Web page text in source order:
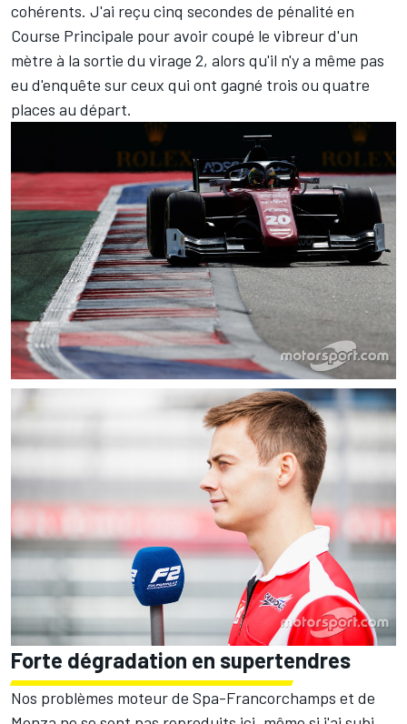
cohérents. J'ai reçu cinq secondes de pénalité en
Course Principale pour avoir coupé le vibreur d'un
mètre à la sortie du virage 2, alors qu'il n'y a même pas
eu d'enquête sur ceux qui ont gagné trois ou quatre
places au départ.
Forte dégradation en supertendres
Nos problèmes moteur de Spa-Francorchamps et de